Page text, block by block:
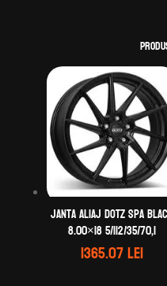
Janta aliaj DOTZ Spa
8.00×18 5/112/35/70,1
1365.07lei